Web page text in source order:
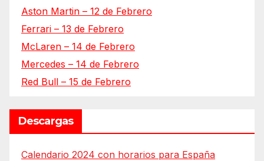
Aston Martin – 12 de Febrero
Ferrari – 13 de Febrero
McLaren – 14 de Febrero
Mercedes – 14 de Febrero
Red Bull – 15 de Febrero
Descargas
Calendario 2024 con horarios para España